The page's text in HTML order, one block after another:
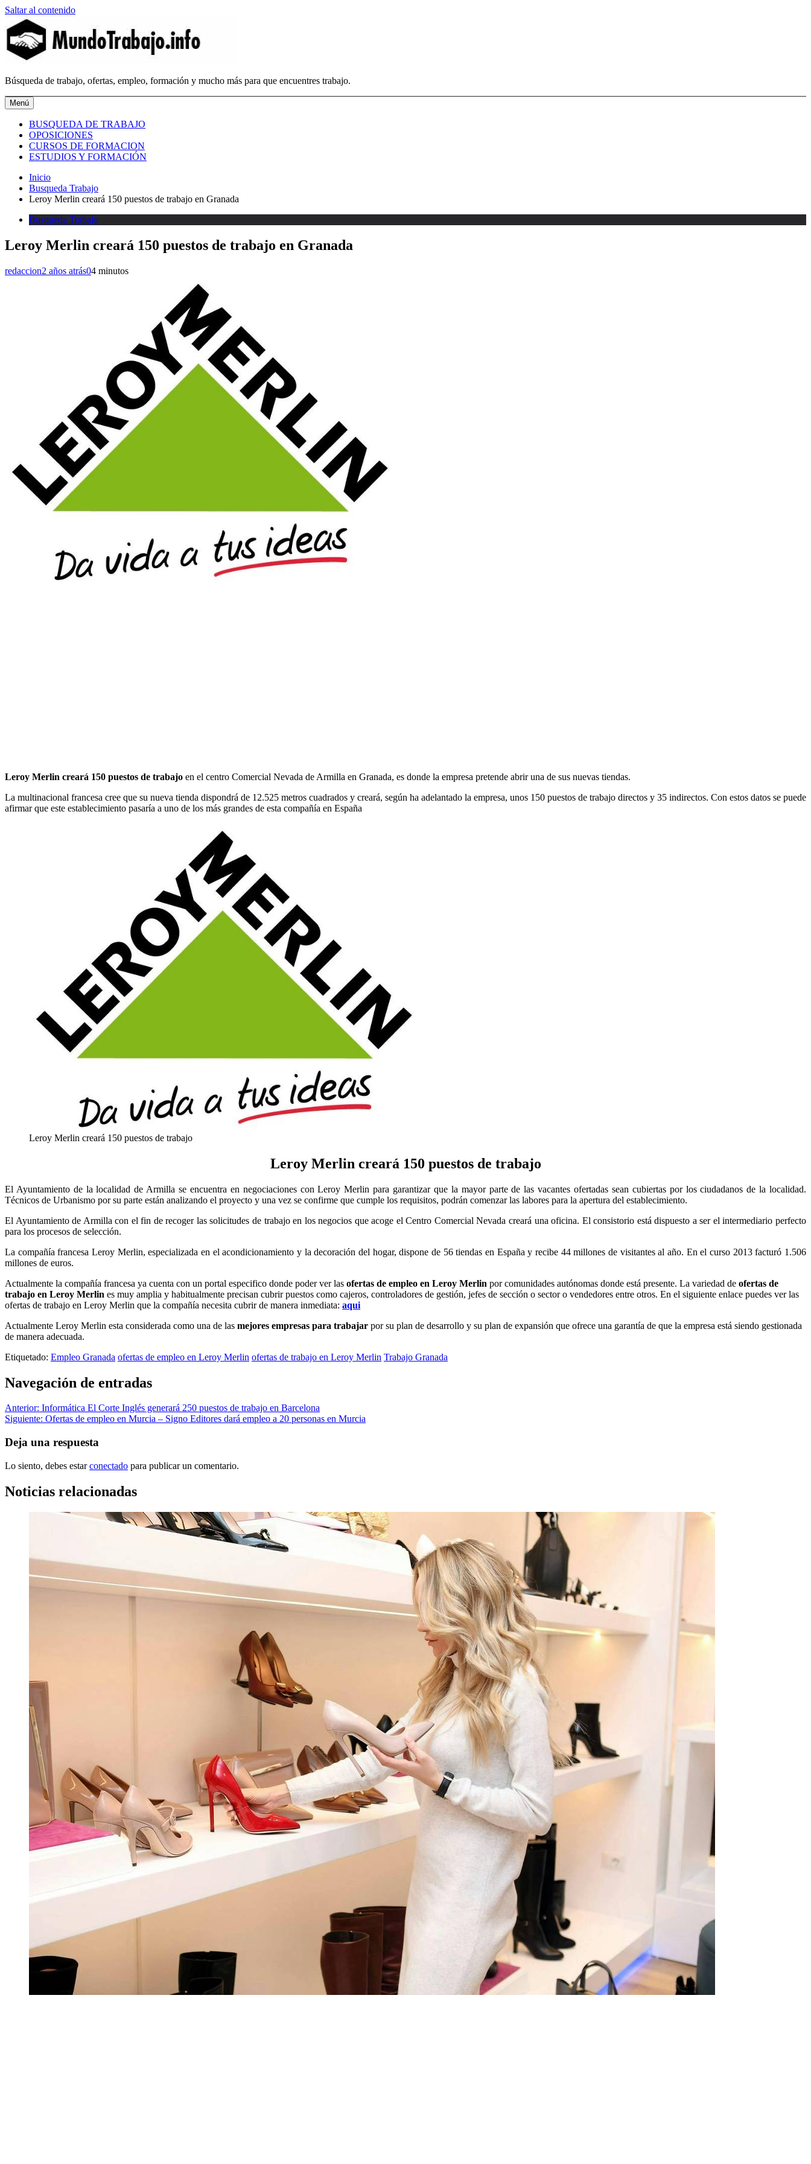
Saltar al contenido
MundoTrabajo.info
Búsqueda de trabajo, ofertas, empleo, formación y mucho más para que encuentres trabajo.
Menú
BUSQUEDA DE TRABAJO
OPOSICIONES
CURSOS DE FORMACION
ESTUDIOS Y FORMACIÓN
Inicio
Busqueda Trabajo
Leroy Merlin creará 150 puestos de trabajo en Granada
Busqueda Trabajo
Leroy Merlin creará 150 puestos de trabajo en Granada
redaccion2 años atrás04 minutos
Leroy Merlin creará 150 puestos de trabajo en el centro Comercial Nevada de Armilla en Granada, es donde la empresa pretende abrir una de sus nuevas tiendas.
La multinacional francesa cree que su nueva tienda dispondrá de 12.525 metros cuadrados y creará, según ha adelantado la empresa, unos 150 puestos de trabajo directos y 35 indirectos. Con estos datos se puede
afirmar que este establecimiento pasaría a uno de los más grandes de esta compañía en España
Leroy Merlin creará 150 puestos de trabajo
Leroy Merlin creará 150 puestos de trabajo
El Ayuntamiento de la localidad de Armilla se encuentra en negociaciones con Leroy Merlin para garantizar que la mayor parte de las vacantes ofertadas sean cubiertas por los ciudadanos de la localidad.
Técnicos de Urbanismo por su parte están analizando el proyecto y una vez se confirme que cumple los requisitos, podrán comenzar las labores para la apertura del establecimiento.
El Ayuntamiento de Armilla con el fin de recoger las solicitudes de trabajo en los negocios que acoge el Centro Comercial Nevada creará una oficina. El consistorio está dispuesto a ser el intermediario perfecto
para los procesos de selección.
La compañía francesa Leroy Merlin, especializada en el acondicionamiento y la decoración del hogar, dispone de 56 tiendas en España y recibe 44 millones de visitantes al año. En el curso 2013 facturó 1.506
millones de euros.
Actualmente la compañía francesa ya cuenta con un portal especifico donde poder ver las ofertas de empleo en Leroy Merlin por comunidades autónomas donde está presente. La variedad de ofertas de
trabajo en Leroy Merlin es muy amplia y habitualmente precisan cubrir puestos como cajeros, controladores de gestión, jefes de sección o sector o vendedores entre otros. En el siguiente enlace puedes ver las
ofertas de trabajo en Leroy Merlin que la compañía necesita cubrir de manera inmediata: aqui
Actualmente Leroy Merlin esta considerada como una de las mejores empresas para trabajar por su plan de desarrollo y su plan de expansión que ofrece una garantía de que la empresa está siendo gestionada
de manera adecuada.
Etiquetado: Empleo Granada ofertas de empleo en Leroy Merlin ofertas de trabajo en Leroy Merlin Trabajo Granada
Navegación de entradas
Anterior: Informática El Corte Inglés generará 250 puestos de trabajo en Barcelona
Siguiente: Ofertas de empleo en Murcia – Signo Editores dará empleo a 20 personas en Murcia
Deja una respuesta
Lo siento, debes estarconectado para publicar un comentario.
Noticias relacionadas